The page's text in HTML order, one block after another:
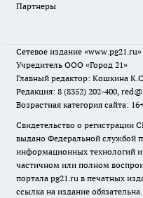
Партнеры
Сетевое издание «www.pg21.ru»
Учредитель ООО «Город 21»
Главный редактор: Кошкина
Редакция: 8 (8352) 202-400,
Возрастная категория сайта: 16+
Свидетельство о регистрации
выдано Федеральной службой
информационных технологий
частичном или полном
портала pg21.ru в печатных
ссылка на издание